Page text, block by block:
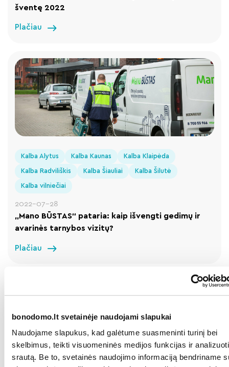
bonodomo.lt svetainėje naudojami slapukai
Naudojame slapukus, kad galėtume suasmeninti turinį bei
skelbimus, teikti visuomeninės medijos funkcijas ir analizuoti
srautą. Be to, svetainės naudojimo informaciją bendriname
šventę 2022
Plačiau
Kalba Alytus Kalba Kaunas Kalba Klaipėda
Kalba Radviliškis Kalba Šiauliai Kalba Šilutė
Kalba vilniečiai
2022-07-28
„Mano BŪSTAS“ pataria: kaip išvengti gedimų ir
avarinės tarnybos vizitų?
Plačiau